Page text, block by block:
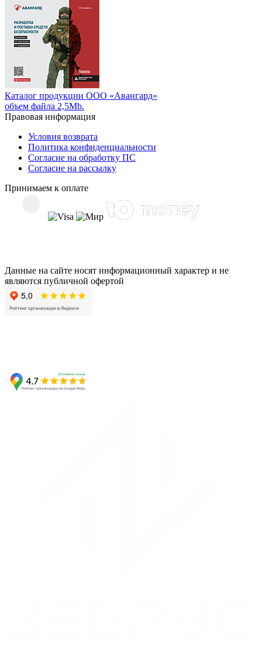
Каталог продукции ООО «Авангард»
объем файла 2,5Mb.
Правовая информация
Условия возврата
Политика конфиденциальности
Согласие на обработку ПС
Согласие на рассылку
Принимаем к оплате
Данные на сайте носят информационный характер и не
являются публичной офертой